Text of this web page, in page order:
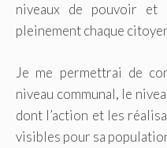
niveaux de pouvoir
pleinement chaque
Je me permettrai de
niveau communal, le
dont l’action et les
visibles pour sa